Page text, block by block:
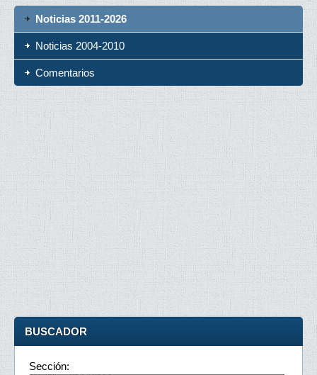
Noticias 2011-2026
Noticias 2004-2010
Comentarios
BUSCADOR
Sección: